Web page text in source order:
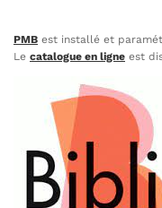
PMB est installé et
Le catalogue en ligne est